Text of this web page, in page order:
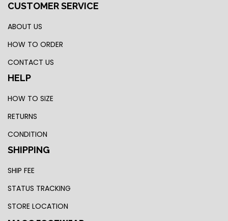
CUSTOMER SERVICE
ABOUT US
HOW TO ORDER
CONTACT US
HELP
HOW TO SIZE
RETURNS
CONDITION
SHIPPING
SHIP FEE
STATUS TRACKING
STORE LOCATION